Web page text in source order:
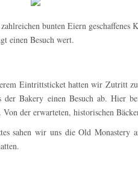
bunten Eiern geschaffenes
einen Besuch wert.
Eintrittsticket hatten wir Zutritt zu
der Bakery einen Besuch ab. Hier
Von der erwarteten, historischen
sahen wir uns die Old Monastery